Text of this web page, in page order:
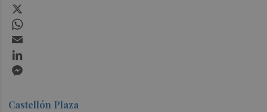
Castellón Plaza